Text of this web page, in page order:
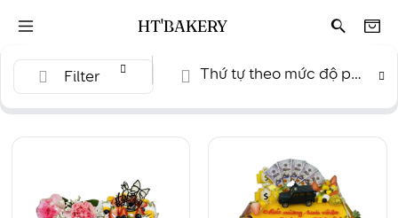
Filter Thứ tự theo mức độ phổ biến
HT'BAKERY